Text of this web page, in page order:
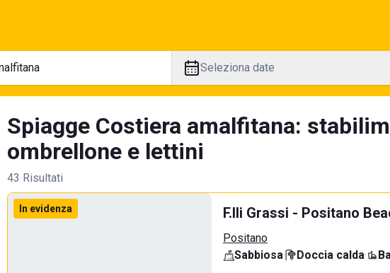
Seleziona date
Spiagge Costiera amalfitana:
ombrellone e lettini
43 Risultati
In evidenza F.lli Grassi - Positano
Positano
Sabbiosa· Doccia calda·